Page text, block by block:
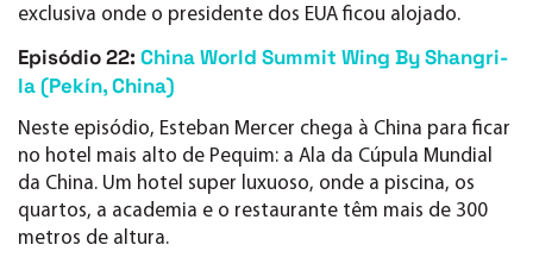
exclusiva onde o presidente dos EUA ficou alojado.
Episódio 22: China World Summit Wing By Shangri-
la (Pekín, China)
Neste episódio, Esteban Mercer chega à China para ficar
no hotel mais alto de Pequim: a Ala da Cúpula Mundial
da China. Um hotel super luxuoso, onde a piscina, os
quartos, a academia e o restaurante têm mais de 300
metros de altura.